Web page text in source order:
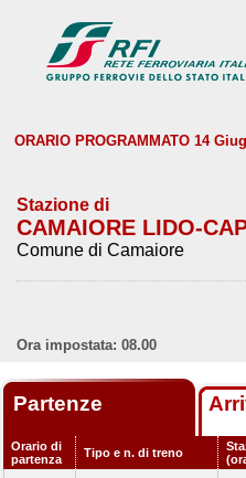
ORARIO PROGRAMMATO 14
Stazione di
CAMAIORE LIDO-
Comune di Camaiore
Ora impostata: 08.00
Partenze
Orario di
partenza
Tipo e n. di treno